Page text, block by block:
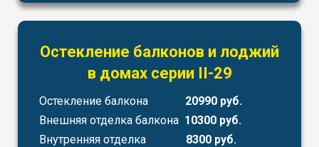
Остекление балконов и лоджий
в домах серии II-29
Остекление балкона 20990 руб.
Внешняя отделка балкона 10300 руб.
Внутренняя отделка 8300 руб.